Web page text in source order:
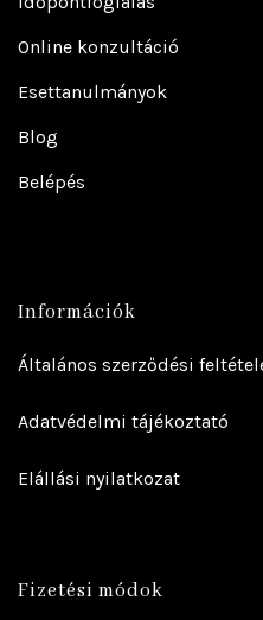
Online konzultáció
Esettanulmányok
Blog
Belépés
Információk
Általános szerződési
Adatvédelmi tájékoztató
Elállási nyilatkozat
Fizetési módok